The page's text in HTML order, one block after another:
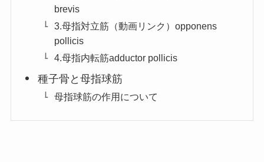
brevis
3.母指対立筋（動画リンク）opponens
pollicis
4.母指内転筋adductor pollicis
種子骨と母指球筋
母指球筋の作用について